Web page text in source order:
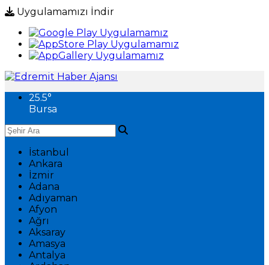
Uygulamamızı İndir
25.5°
Bursa
İstanbul
Ankara
İzmir
Adana
Adıyaman
Afyon
Ağrı
Aksaray
Amasya
Antalya